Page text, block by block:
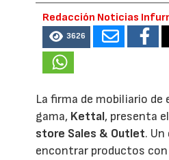
Redacción Noticias
3626
La firma de mobiliario de
gama, Kettal, presenta
store Sales & Outlet. Un
encontrar productos